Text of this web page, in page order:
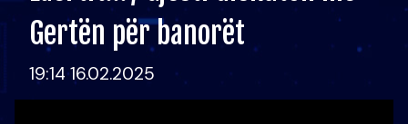
Gertën për banorët
19:14 16.02.2025